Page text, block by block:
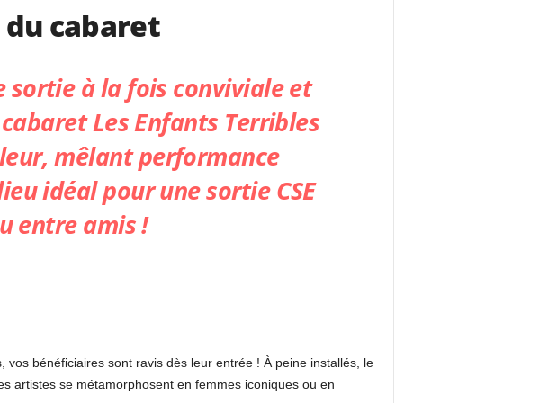
cabaret
sortie à la fois conviviale et
Les Enfants Terribles
mêlant performance
idéal pour une sortie CSE
entre amis !
bénéficiaires sont ravis dès leur entrée ! À peine installés, le
artistes se métamorphosent en femmes iconiques ou en